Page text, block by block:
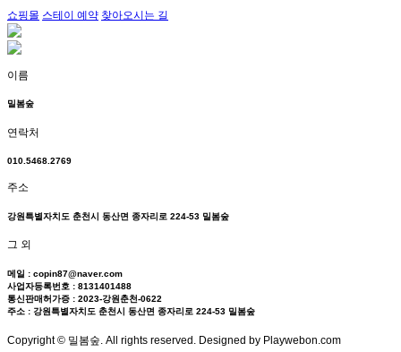
쇼핑몰 스테이 예약 찾아오시는 길
이름
밀봄숲
연락처
010.5468.2769
주소
강원특별자치도 춘천시 동산면 종자리로 224-53 밀봄숲
그 외
메일 : copin87@naver.com
사업자등록번호 : 8131401488
통신판매허가증 : 2023-강원춘천-0622
주소 : 강원특별자치도 춘천시 동산면 종자리로 224-53 밀봄숲
Copyright © 밀봄숲. All rights reserved. Designed by Playwebon.com